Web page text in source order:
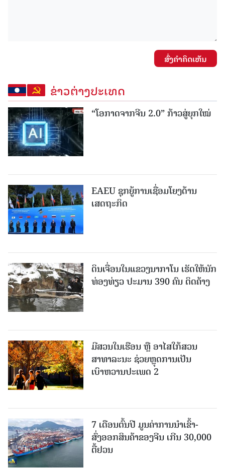
ສົ່ງຄໍາຄິດເຫັນ
ຂ່າວຕ່າງປະເທດ
“ໂອກາດຈາກຈີນ 2.0” ກ້າວສູ່ຍຸກໃໝ່
EAEU ຊຸກຍູ້ການເຊື່ອມໂຍງດ້ານ
ເສດຖະກິດ
ດິນເຈື່ອນໃນແຂວງນາກາໂນ ເຮັດໃຫ້ນັກ
ທ່ອງທ່ຽວ ປະມານ 390 ຄົນ ຕິດຄ້າງ
ມີສວນໃນເຮືອນ ຫຼື ອາໄສໃກ້ສວນ
ສາທາລະນະ ຊ່ວຍຫຼຸດການເປັນ
ເບົາຫວານປະເພດ 2
7 ເດືອນຕົ້ນປີ ມູນຄ່າການນຳເຂົ້າ-
ສົ່ງອອກສິນຄ້າຂອງຈີນ ເກີນ 30,000
ຕື້ຢວນ